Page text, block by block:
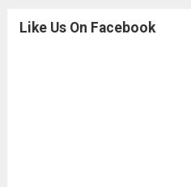
Like Us On Facebook